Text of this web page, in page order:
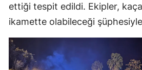
ettiği tespit edildi. Ekipler,
ikamette olabileceği